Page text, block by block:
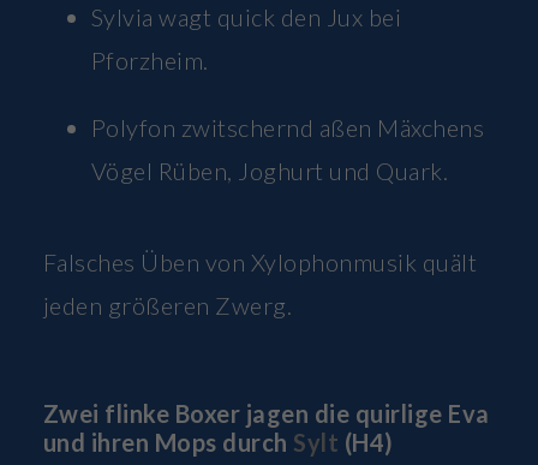
Sylvia wagt quick den Jux bei
Pforzheim.
Polyfon zwitschernd aßen Mäxchens
Vögel Rüben, Joghurt und Quark.
Falsches Üben von Xylophonmusik quält
jeden größeren Zwerg.
Zwei flinke Boxer jagen die quirlige Eva
und ihren Mops durch Sylt (H4)